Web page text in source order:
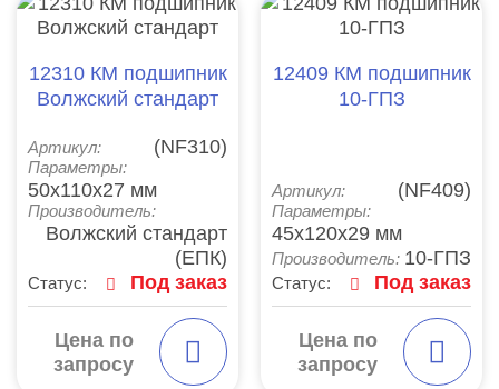
12310 КМ подшипник
Волжский стандарт
Артикул: (NF310)
Параметры:
50x110x27 мм
Производитель:
Волжский стандарт
(ЕПК)
Статус: Под заказ
Цена по
запросу
12409 КМ подшипник
10-ГПЗ
Артикул: (NF409)
Параметры:
45x120x29 мм
Производитель: 10-ГПЗ
Статус: Под заказ
Цена по
запросу